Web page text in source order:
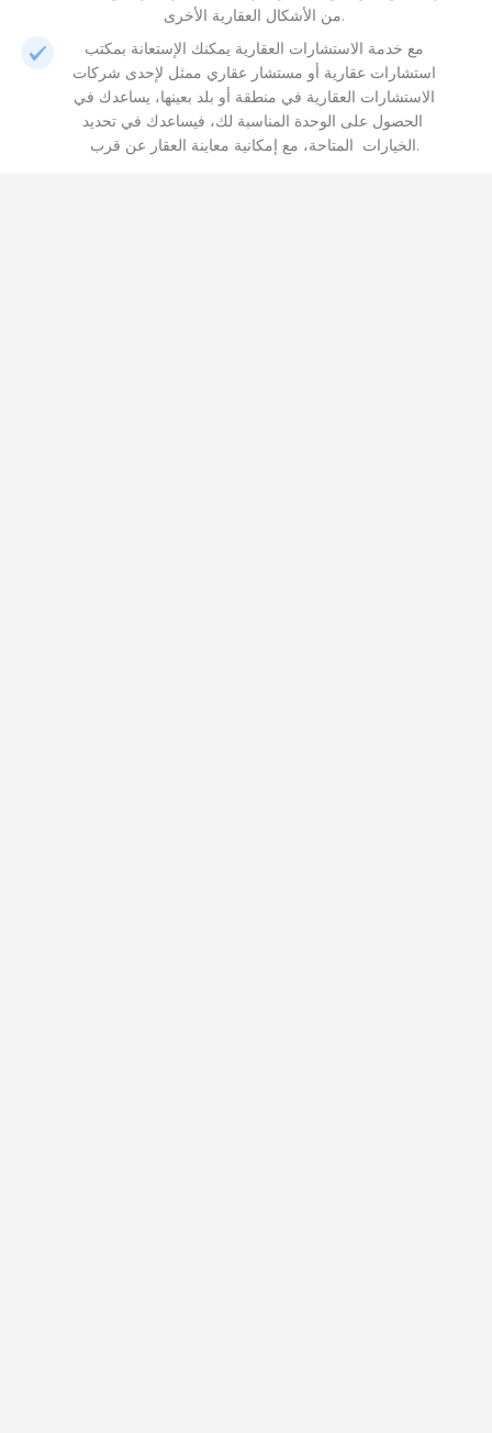
من الأشكال العقارية الأخرى.
مع خدمة الاستشارات العقارية يمكنك الإستعانة بمكتب
استشارات عقارية أو مستشار عقاري ممثل لإحدى شركات
الاستشارات العقارية في منطقة أو بلد بعينها، يساعدك في
الحصول على الوحدة المناسبة لك، فيساعدك في تحديد
الخيارات المتاحة، مع إمكانية معاينة العقار عن قرب.